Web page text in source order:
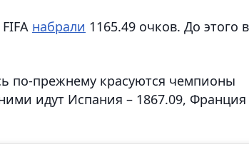
набрали 1165.49 очков. До этого в
по-прежнему красуются чемпионы
идут Испания – 1867.09, Франция